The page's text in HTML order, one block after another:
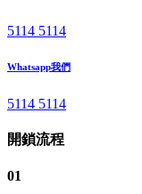
5114 5114
Whatsapp我們
5114 5114
開鎖流程
01